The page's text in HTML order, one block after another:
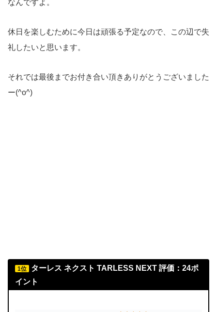
なんですよ。
休日を楽しむために今日は頑張る予定なので、この辺で失
礼したいと思います。
それでは最後までお付き合い頂きありがとうございました
ー(^o^)
1位 ターレス ネクスト TARLESS NEXT 評価：24ポ
イント